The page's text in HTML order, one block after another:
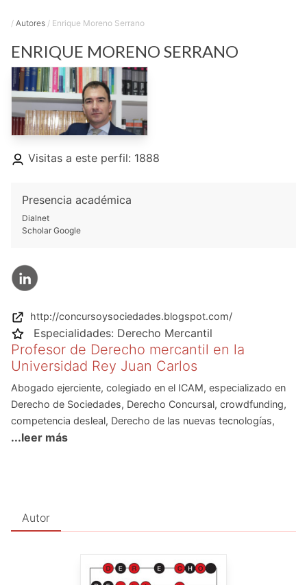
/ Autores / Enrique Moreno Serrano
ENRIQUE MORENO SERRANO
Visitas a este perfil: 1888
Presencia académica
Dialnet
Scholar Google
http://concursoysociedades.blogspot.com/
Especialidades: Derecho Mercantil
Profesor de Derecho mercantil en la
Universidad Rey Juan Carlos
Abogado ejerciente, colegiado en el ICAM, especializado en
Derecho de Sociedades, Derecho Concursal, crowdfunding,
competencia desleal, Derecho de las nuevas tecnologías,
propiedad industrial e intelectual, y contratos de distribución
Mercantil desde 2005. También ha impartido docencia,
principalmente másters y cursos de especialización, en
Abogados de Madrid, BBVA, Centro Universitario Villanueva, y
...leer más
Autor